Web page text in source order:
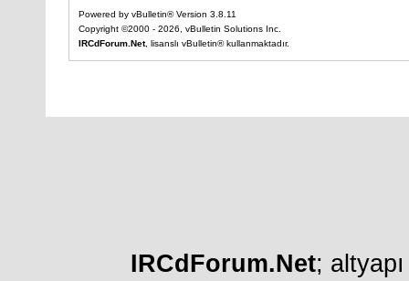
Powered by vBulletin® Version 3.8.11
Copyright ©2000 - 2026, vBulletin Solutions Inc.
IRCdForum.Net, lisanslı vBulletin® kullanmaktadır.
IRCdForum.Net;